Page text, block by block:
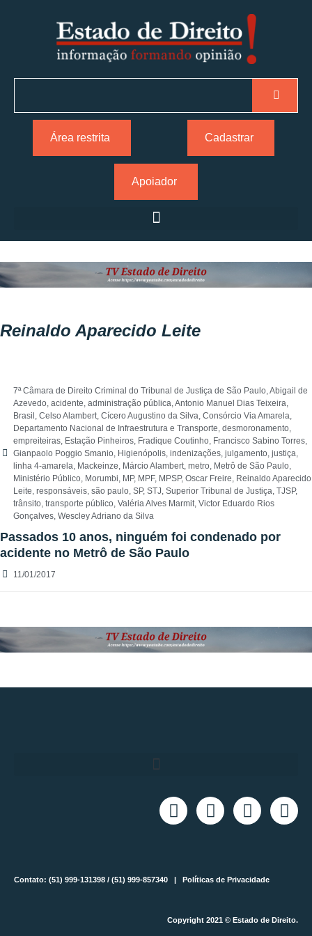
Área restrita Cadastrar
Apoiador
Reinaldo Aparecido Leite
7ª Câmara de Direito Criminal do Tribunal de Justiça de São Paulo,Abigail de
Azevedo, acidente, administração pública,Antonio Manuel Dias Teixeira,
Brasil , Celso Alambert, Cícero Augustino da Silva, Consórcio Via Amarela,
Departamento Nacional de Infraestrutura e Transporte, desmoronamento,
empreiteiras, Estação Pinheiros, Fradique Coutinho, Francisco Sabino Torres,
Gianpaolo Poggio Smanio, Higienópolis, indenizações, julgamento, justiça,
linha 4-amarela, Mackeinze, Márcio Alambert, metro, Metrô de São Paulo,
Ministério Público, Morumbi, MP, MPF, MPSP, Oscar Freire, Reinaldo Aparecido
Leite, responsáveis, são paulo, SP, STJ, Superior Tribunal de Justiça, TJSP,
trânsito, transporte público, Valéria Alves Marmit, Victor Eduardo Rios
Gonçalves, Wescley Adriano da Silva
Passados 10 anos, ninguém foi condenado por
acidente no Metrô de São Paulo
11/01/2017
Contato: (51) 999-131398 / (51) 999-857340 | Políticas de Privacidade
Copyright 2021 © Estado de Direito.